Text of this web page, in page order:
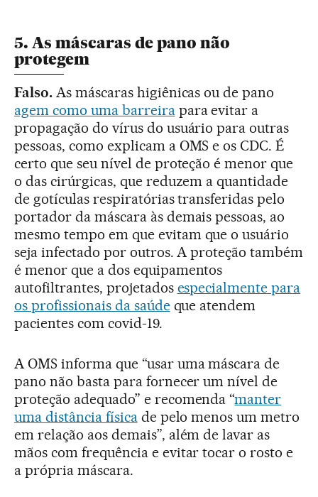
5. As máscaras de pano não
protegem
Falso. As máscaras higiênicas ou de pano
agem como uma barreirapara evitar a
propagação do vírus do usuário para outras
pessoas, como explicam a OMS e os CDC. É
certo que seu nível de proteção é menor que
o das cirúrgicas, que reduzem a quantidade
de gotículas respiratórias transferidas pelo
portador da máscara às demais pessoas, ao
mesmo tempo em que evitam que o usuário
seja infectado por outros. A proteção também
é menor que a dos equipamentos
autofiltrantes, projetados especialmente para
os profissionais da saúdeque atendem
pacientes com covid-19.
A OMS informa que “usar uma máscara de
pano não basta para fornecer um nível de
proteção adequado” e recomenda “manter
uma distância físicade pelo menos um metro
em relação aos demais”, além de lavar as
mãos com frequência e evitar tocar o rosto e
a própria máscara.